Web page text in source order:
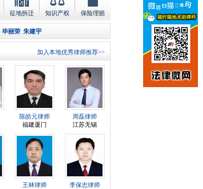
征地拆迁 知识产权 保险理赔
毕丽荣 朱建宇
加入本地优秀律师推荐>>
陈皓元律师
福建厦门
周磊律师
江苏无锡
王林律师
李保忠律师